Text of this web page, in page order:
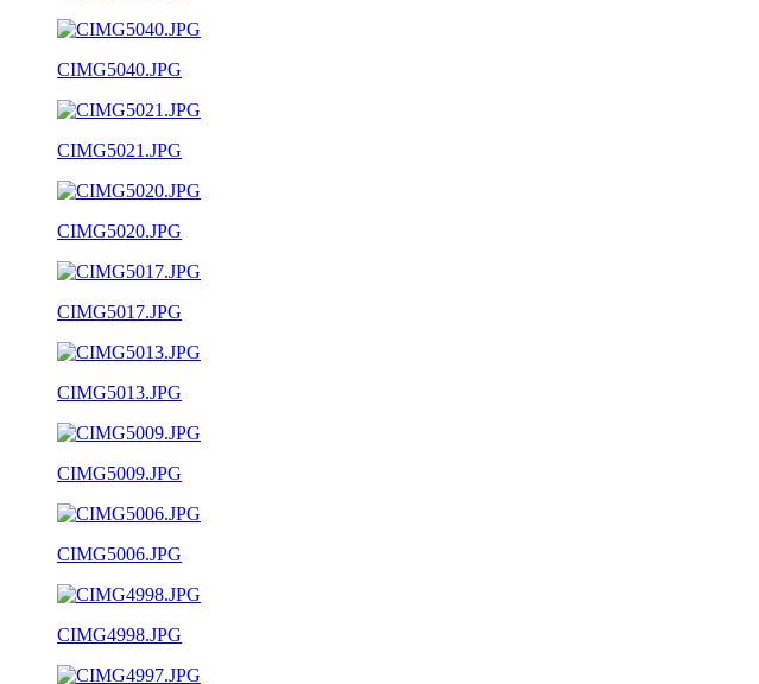
CIMG5040.JPG
CIMG5021.JPG
CIMG5020.JPG
CIMG5017.JPG
CIMG5013.JPG
CIMG5009.JPG
CIMG5006.JPG
CIMG4998.JPG